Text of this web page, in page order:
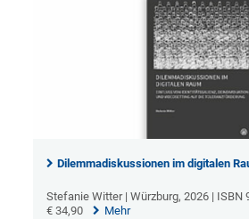
Dilemmadiskussionen im digitalen
Stefanie Witter | Würzburg, 2026 | ISBN
€ 34,90
Mehr